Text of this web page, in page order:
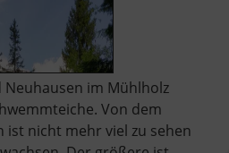
Neuhausen im Mühlholz
Von dem
ist nicht mehr viel zu sehen